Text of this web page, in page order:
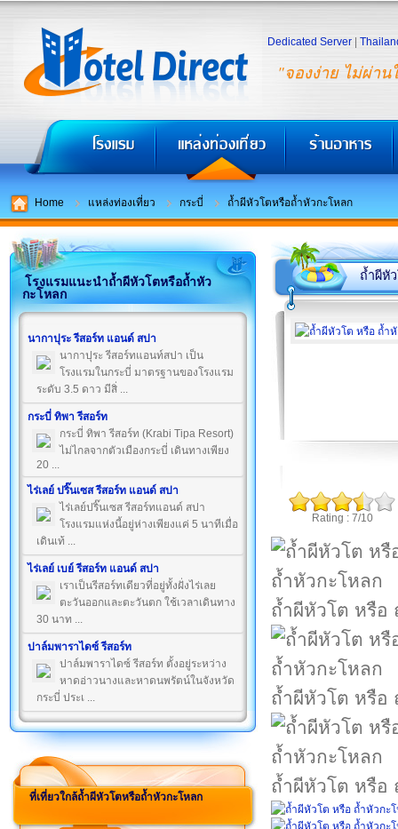
"จองง่าย ไม่ผ่าน
Dedicated Server
Home แหล่งท่องเที่ยว กระบี่ ถ้ำผีหัวโตหรือถ้ำหัวกะโหลก
โรงแรมแนะนำถ้ำผีหัวโตหรือถ้ำหัว
กะโหลก
นากาปุระ รีสอร์ท แอนด์ สปา
นากาปุระ รีสอร์ทแอนท์สปา เป็น
โรงแรมในกระบี่ มาตรฐานของโรงแรม
ระดับ 3.5 ดาว มีสิ่ ...
กระบี่ ทิพา รีสอร์ท
กระบี่ ทิพา รีสอร์ท (Krabi Tipa Resort)
ไม่ไกลจากตัวเมืองกระบี่ เดินทางเพียง
20 ...
ไร่เลย์ ปริ๊นเซส รีสอร์ท แอนด์ สปา
ไร่เลย์ปริ๊นเซส รีสอร์ทแอนด์ สปา
โรงแรมแห่งนี้อยู่ห่างเพียงแค่ 5 นาทีเมื่อ
เดินเท้ ...
ไร่เลย์ เบย์ รีสอร์ท แอนด์ สปา
เราเป็นรีสอร์ทเดียวที่อยู่ทั้งฝั่งไร่เลย
ตะวันออกและตะวันตก ใช้เวลาเดินทาง
30 นาท ...
ปาล์มพาราไดซ์ รีสอร์ท
ปาล์มพาราไดซ์ รีสอร์ท ตั้งอยู่ระหว่าง
หาดอ่าวนางและหาดนพรัตน์ในจังหวัด
กระบี่ ประเ ...
ที่เที่ยวใกล้ถ้ำผีหัวโตหรือถ้ำหัวกะโหลก
ถ้ำผีหั
Rating : 7/10
ถ้ำผีหัวโต หรือ
ถ้ำผีหัวโต หรือ
ถ้ำผีหัวโต หรือ